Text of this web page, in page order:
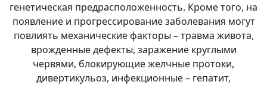
генетическая предрасположенность. Кроме того, на
появление и прогрессирование заболевания могут
повлиять механические факторы – травма живота,
врожденные дефекты, заражение круглыми
червями, блокирующие желчные протоки,
дивертикульоз, инфекционные – гепатит,